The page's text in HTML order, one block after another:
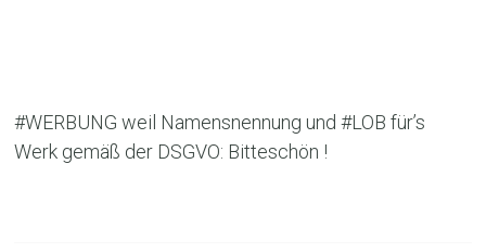
#WERBUNG weil Namensnennung und #LOB für’s
Werk gemäß der DSGVO: Bitteschön !